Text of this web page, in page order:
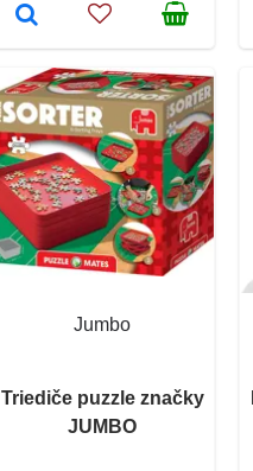
Jumbo
Triediče puzzle značky
JUMBO